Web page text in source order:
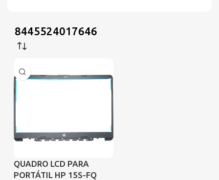
8445524017646
QUADRO LCD PARA
PORTÁTIL HP 15S-FQ